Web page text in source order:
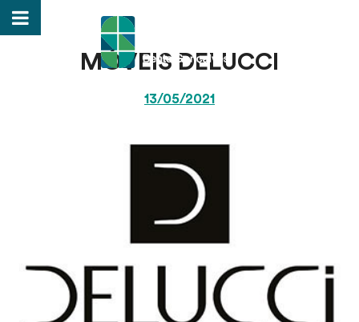
MÓVEIS DELUCCI
13/05/2021